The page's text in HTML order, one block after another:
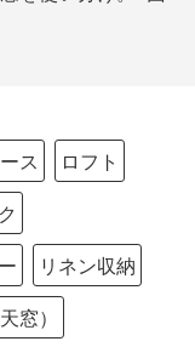
ス
ロフト
リネン収納
窓）